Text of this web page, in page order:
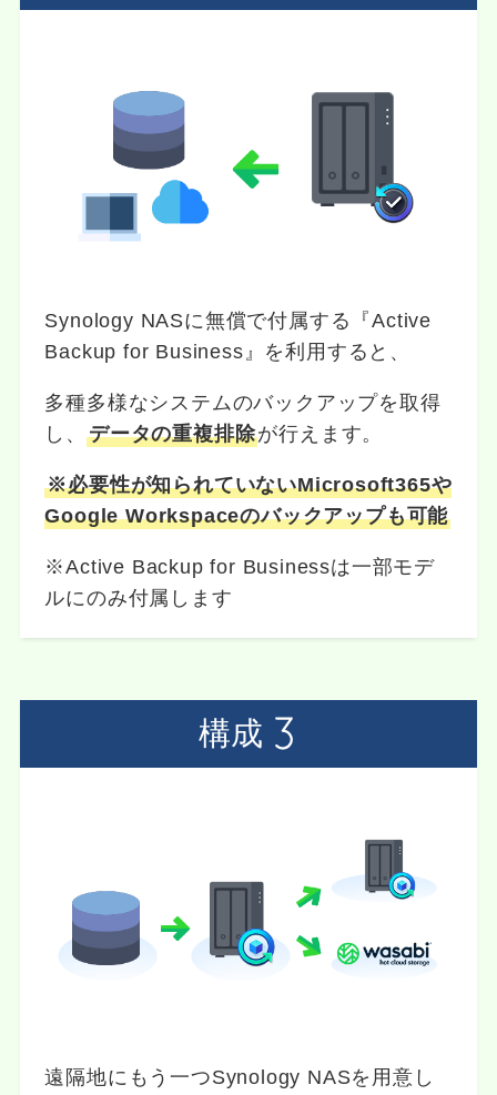
Synology NASに無償で付属する『Active
Backup for Business』を利用すると、
多種多様なシステムのバックアップを取得
し、 データの重複排除が行えます。
※必要性が知られていないMicrosoft365や
Google Workspaceのバックアップも可能
※Active Backup for Businessは一部モデ
ルにのみ付属します
構成
遠隔地にもう一つSynology NASを用意し